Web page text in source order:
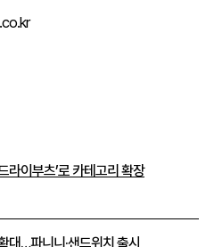
라이부츠’로 카테고리 확장
대…파니니·샌드위치 출시